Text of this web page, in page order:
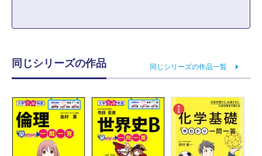
同じシリーズの作品 同じシリーズの作品一覧